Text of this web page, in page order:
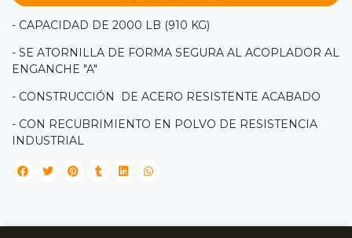
- CAPACIDAD DE 2000 LB (910 KG)
- SE ATORNILLA DE FORMA SEGURA AL ACOPLADOR AL
ENGANCHE "A"
- CONSTRUCCIÓN DE ACERO RESISTENTE ACABADO
- CON RECUBRIMIENTO EN POLVO DE RESISTENCIA
INDUSTRIAL